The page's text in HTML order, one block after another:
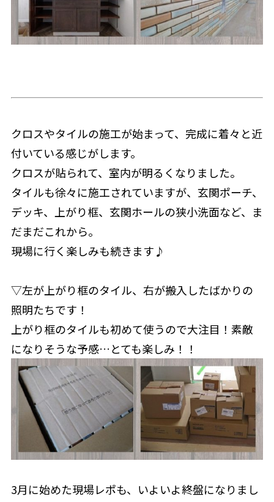
クロスやタイルの施工が始まって、完成に着々と近
付いている感じがします。
クロスが貼られて、室内が明るくなりました。
タイルも徐々に施工されていますが、玄関ポーチ、
デッキ、上がり框、玄関ホールの狭小洗面など、ま
だまだこれから。
現場に行く楽しみも続きます♪
▽左が上がり框のタイル、右が搬入したばかりの
照明たちです！
上がり框のタイルも初めて使うので大注目！素敵
になりそうな予感…とても楽しみ！！
3月に始めた現場レポも、いよいよ終盤になりまし